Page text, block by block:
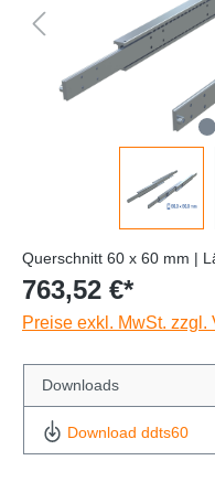
Querschnitt 60 x 60 mm |
763,52 €*
Preise exkl. MwSt. zzgl.
Downloads
Download ddts60